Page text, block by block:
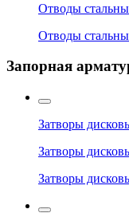
Отводы
Отводы
Запорная
Затворы
Затворы
Затворы